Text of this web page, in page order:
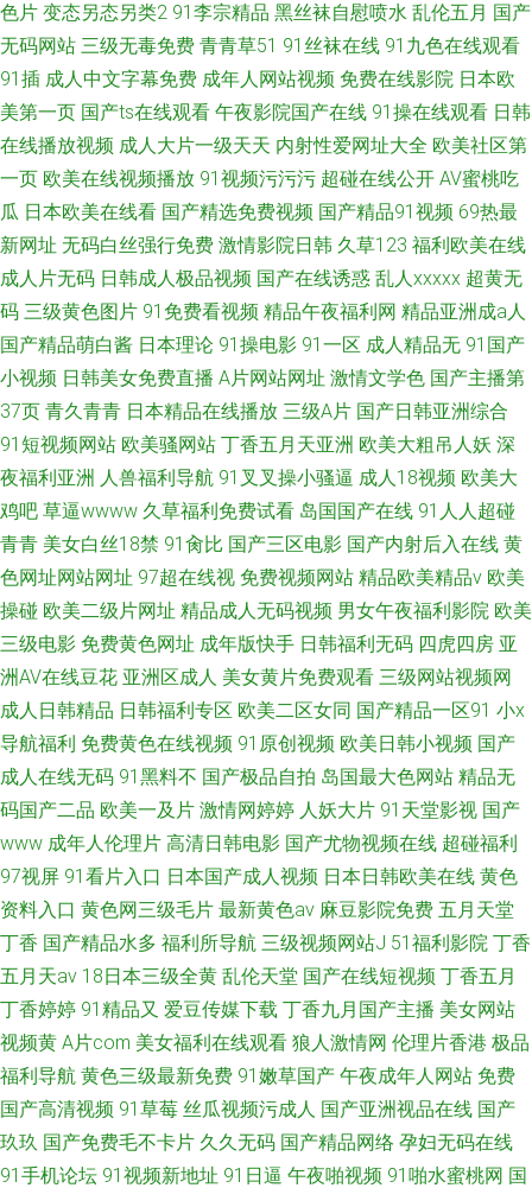
色片 变态另态另类2 91李宗精品 黑丝袜自慰喷水 乱伦五月 国产
无码网站 三级无毒免费 青青草51 91丝袜在线 91九色在线观看
91插 成人中文字幕免费 成年人网站视频 免费在线影院 日本欧
美第一页 国产ts在线观看 午夜影院国产在线 91操在线观看 日韩
在线播放视频 成人大片一级天天 内射性爱网址大全 欧美社区第
一页 欧美在线视频播放 91视频污污污 超碰在线公开 AV蜜桃吃
瓜 日本欧美在线看 国产精选免费视频 国产精品91视频 69热最
新网址 无码白丝强行免费 激情影院日韩 久草123 福利欧美在线
成人片无码 日韩成人极品视频 国产在线诱惑 乱人xxxxx 超黄无
码 三级黄色图片 91免费看视频 精品午夜福利网 精品亚洲成a人
国产精品萌白酱 日本理论 91操电影 91一区 成人精品无 91国产
小视频 日韩美女免费直播 A片网站网址 激情文学色 国产主播第
37页 青久青青 日本精品在线播放 三级A片 国产日韩亚洲综合
91短视频网站 欧美骚网站 丁香五月天亚洲 欧美大粗吊人妖 深
夜福利亚洲 人兽福利导航 91叉叉操小骚逼 成人18视频 欧美大
鸡吧 草逼wwww 久草福利免费试看 岛国国产在线 91人人超碰
青青 美女白丝18禁 91肏比 国产三区电影 国产内射后入在线 黄
色网址网站网址 97超在线视 免费视频网站 精品欧美精品v 欧美
操碰 欧美二级片网址 精品成人无码视频 男女午夜福利影院 欧美
三级电影 免费黄色网址 成年版快手 日韩福利无码 四虎四房 亚
洲AV在线豆花 亚洲区成人 美女黄片免费观看 三级网站视频网
成人日韩精品 日韩福利专区 欧美二区女同 国产精品一区91 小x
导航福利 免费黄色在线视频 91原创视频 欧美日韩小视频 国产
成人在线无码 91黑料不 国产极品自拍 岛国最大色网站 精品无
码国产二品 欧美一及片 激情网婷婷 人妖大片 91天堂影视 国产
www 成年人伦理片 高清日韩电影 国产尤物视频在线 超碰福利
97视屏 91看片入口 日本国产成人视频 日本日韩欧美在线 黄色
资料入口 黄色网三级毛片 最新黄色av 麻豆影院免费 五月天堂
丁香 国产精品水多 福利所导航 三级视频网站J 51福利影院 丁香
五月天av 18日本三级全黄 乱伦天堂 国产在线短视频 丁香五月
丁香婷婷 91精品又 爱豆传媒下载 丁香九月国产主播 美女网站
视频黄 A片com 美女福利在线观看 狼人激情网 伦理片香港 极品
福利导航 黄色三级最新免费 91嫩草国产 午夜成年人网站 免费
国产高清视频 91草莓 丝瓜视频污成人 国产亚洲视品在线 国产
玖玖 国产免费毛不卡片 久久无码 国产精品网络 孕妇无码在线
91手机论坛 91视频新地址 91日逼 午夜啪视频 91啪水蜜桃网 国